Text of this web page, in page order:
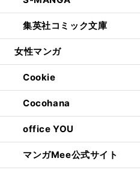
集英社コミック文庫
女性マンガ
Cookie
Cocohana
office YOU
マンガMee公式サイト